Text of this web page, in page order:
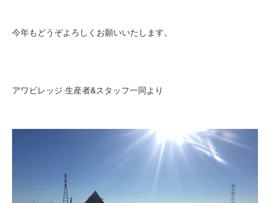
今年もどうぞよろしくお願いいたします。
アワビレッジ 生産者&スタッフ一同より